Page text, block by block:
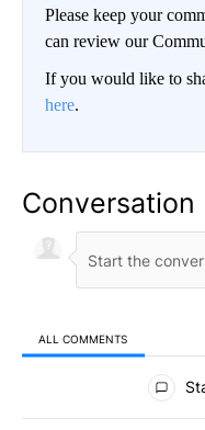
Please keep your
can review our
If you would like to
here.
Conversation
ALL COMMENTS
All Comments